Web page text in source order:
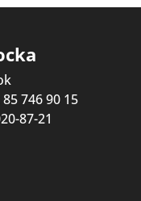
746 90 15
87-21